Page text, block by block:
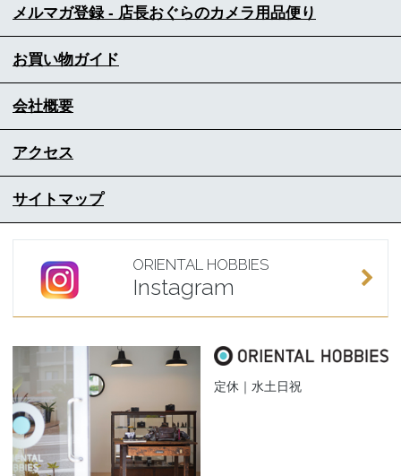
メルマガ登録 - 店長おぐらのカメラ用品便り
お買い物ガイド
会社概要
アクセス
サイトマップ
ORIENTAL HOBBIES
Instagram
定休｜水土日祝